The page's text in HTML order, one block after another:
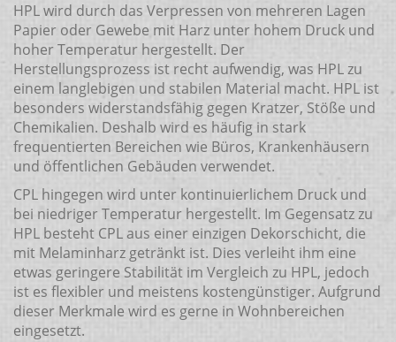
HPL wird durch das Verpressen von mehreren Lagen
Papier oder Gewebe mit Harz unter hohem Druck und
hoher Temperatur hergestellt. Der
Herstellungsprozess ist recht aufwendig, was HPL zu
einem langlebigen und stabilen Material macht. HPL ist
besonders widerstandsfähig gegen Kratzer, Stöße und
Chemikalien. Deshalb wird es häufig in stark
frequentierten Bereichen wie Büros, Krankenhäusern
und öffentlichen Gebäuden verwendet.
CPL hingegen wird unter kontinuierlichem Druck und
bei niedriger Temperatur hergestellt. Im Gegensatz zu
HPL besteht CPL aus einer einzigen Dekorschicht, die
mit Melaminharz getränkt ist. Dies verleiht ihm eine
etwas geringere Stabilität im Vergleich zu HPL, jedoch
ist es flexibler und meistens kostengünstiger. Aufgrund
dieser Merkmale wird es gerne in Wohnbereichen
eingesetzt.